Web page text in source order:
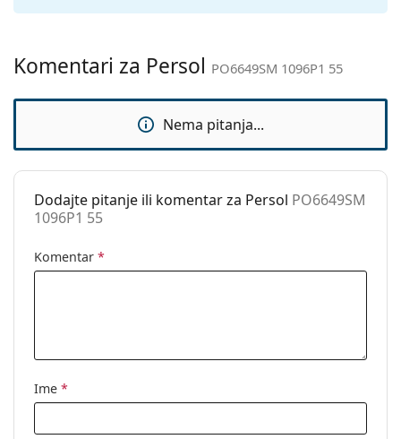
Kategorija:
Sunčane naočale
Upotreba:
Moda
Ne
Komentari za Persol PO6649SM 1096P1 55
Nema pitanja...
Dodajte pitanje ili komentar za Persol PO6649SM
1096P1 55
Komentar *
Ime *